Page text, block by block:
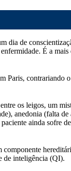
dia de
É a mais
Paris, contrariando
os leigos, um
anedonia (falta
ainda sofre
de inteligência (QI).